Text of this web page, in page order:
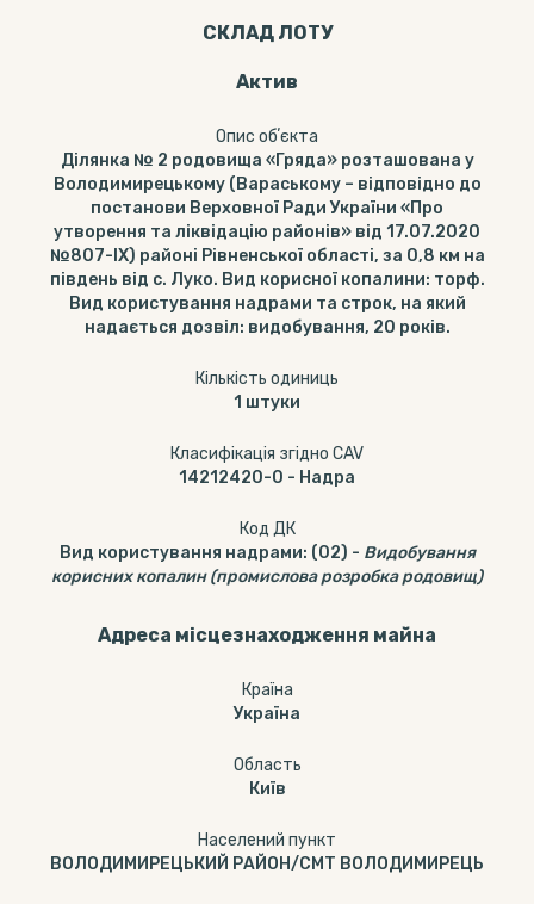
СКЛАД ЛОТУ
Актив
Опис обʼєкта
Ділянка № 2 родовища «Гряда» розташована у
Володимирецькому (Вараському – відповідно до
постанови Верховної Ради України «Про
утворення та ліквідацію районів» від 17.07.2020
№807-ІХ) районі Рівненської області, за 0,8 км на
південь від с. Луко. Вид корисної копалини: торф.
Вид користування надрами та строк, на який
надається дозвіл: видобування, 20 років.
Кількість одиниць
1 штуки
Класифікація згідно CAV
14212420-0 - Надра
Код ДК
Вид користування надрами: (02) - Видобування
корисних копалин (промислова розробка родовищ)
Адреса місцезнаходження майна
Країна
Україна
Область
Київ
Населений пункт
ВОЛОДИМИРЕЦЬКИЙ РАЙОН/СМТ ВОЛОДИМИРЕЦЬ